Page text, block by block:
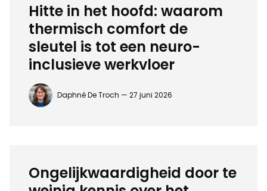
Hitte in het hoofd: waarom
thermisch comfort de
sleutel is tot een neuro-
inclusieve werkvloer
Daphné De Troch — 27 juni 2026
Ongelijkwaardigheid door te